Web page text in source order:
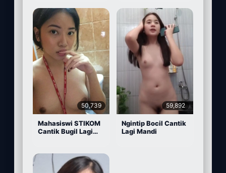
50,739
Mahasiswi STIKOM
Cantik Bugil Lagi
59,892
Ngintip Bocil Cantik
Lagi Mandi